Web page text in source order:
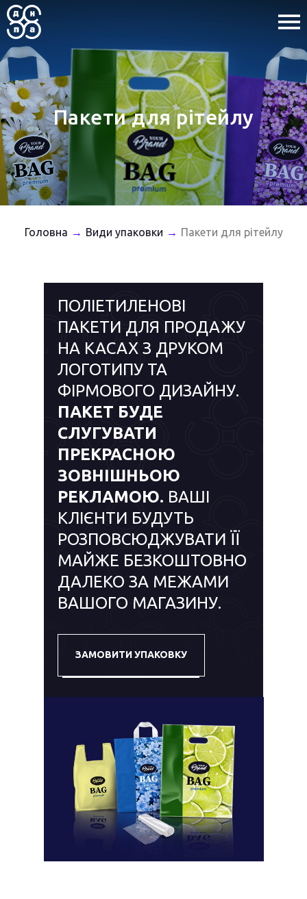
Пакети для рітейлу
Головна → Види упаковки → Пакети для рітейлу
ПОЛІЕТИЛЕНОВІ
ПАКЕТИ ДЛЯ ПРОДАЖУ
НА КАСАХ З ДРУКОМ
ЛОГОТИПУ ТА
ФІРМОВОГО ДИЗАЙНУ.
ПАКЕТ БУДЕ
СЛУГУВАТИ
ПРЕКРАСНОЮ
ЗОВНІШНЬОЮ
РЕКЛАМОЮ. ВАШІ
КЛІЄНТИ БУДУТЬ
РОЗПОВСЮДЖУВАТИ ЇЇ
МАЙЖЕ БЕЗКОШТОВНО
ДАЛЕКО ЗА МЕЖАМИ
ВАШОГО МАГАЗИНУ.
ЗАМОВИТИ УПАКОВКУ